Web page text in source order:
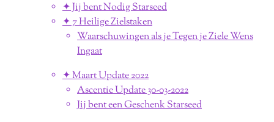
✦ Jij bent Nodig Starseed
✦ 7 Heilige Zielstaken
Waarschuwingen als je Tegen je Ziele Wens
Ingaat
✦ Maart Update 2022
Ascentie Update 30-03-2022
Jij bent een Geschenk Starseed